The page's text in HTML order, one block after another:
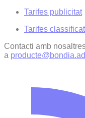
Tarifes publicitat
Tarifes
Contacti amb
a producte@bondia.ad